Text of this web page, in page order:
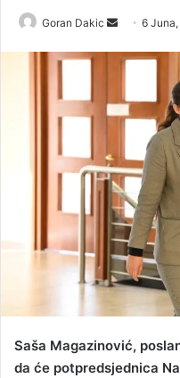
Goran Dakic
n
a
m
a
i
l
6
Saša Magazinović,
da će potpredsjednica